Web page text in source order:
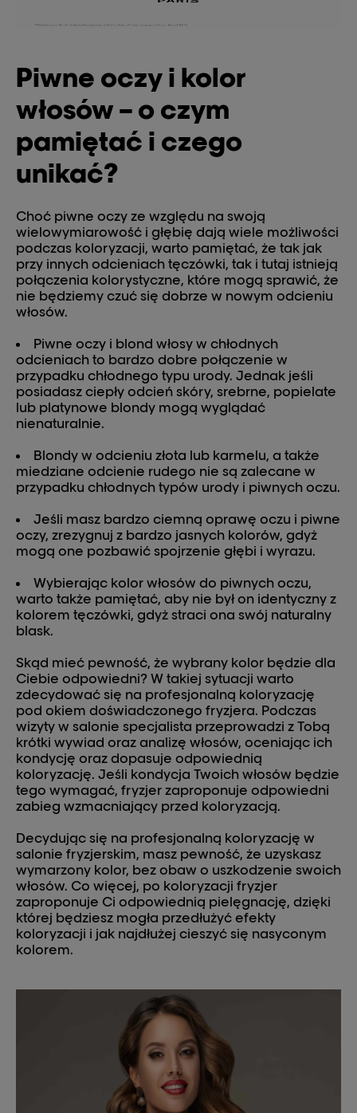
Piwne oczy i kolor
włosów – o czym
pamiętać i czego
unikać?
Choć piwne oczy ze względu na swoją
wielowymiarowość i głębię dają wiele możliwości
podczas koloryzacji, warto pamiętać, że tak jak
przy innych odcieniach tęczówki, tak i tutaj istnieją
połączenia kolorystyczne, które mogą sprawić, że
nie będziemy czuć się dobrze w nowym odcieniu
włosów.
Piwne oczy i blond włosy w chłodnych
odcieniach to bardzo dobre połączenie w
przypadku chłodnego typu urody. Jednak jeśli
posiadasz ciepły odcień skóry, srebrne, popielate
lub platynowe blondy mogą wyglądać
nienaturalnie.
Blondy w odcieniu złota lub karmelu, a także
miedziane odcienie rudego nie są zalecane w
przypadku chłodnych typów urody i piwnych oczu.
Jeśli masz bardzo ciemną oprawę oczu i piwne
oczy, zrezygnuj z bardzo jasnych kolorów, gdyż
mogą one pozbawić spojrzenie głębi i wyrazu.
Wybierając kolor włosów do piwnych oczu,
warto także pamiętać, aby nie był on identyczny z
kolorem tęczówki, gdyż straci ona swój naturalny
blask.
Skąd mieć pewność, że wybrany kolor będzie dla
Ciebie odpowiedni? W takiej sytuacji warto
zdecydować się na profesjonalną koloryzację
pod okiem doświadczonego fryzjera. Podczas
wizyty w salonie specjalista przeprowadzi z Tobą
krótki wywiad oraz analizę włosów, oceniając ich
kondycję oraz dopasuje odpowiednią
koloryzację. Jeśli kondycja Twoich włosów będzie
tego wymagać, fryzjer zaproponuje odpowiedni
zabieg wzmacniający przed koloryzacją.
Decydując się na profesjonalną koloryzację w
salonie fryzjerskim, masz pewność, że uzyskasz
wymarzony kolor, bez obaw o uszkodzenie swoich
włosów. Co więcej, po koloryzacji fryzjer
zaproponuje Ci odpowiednią pielęgnację, dzięki
której będziesz mogła przedłużyć efekty
koloryzacji i jak najdłużej cieszyć się nasyconym
kolorem.